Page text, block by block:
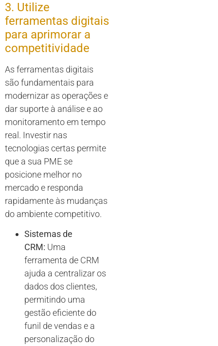
3. Utilize
ferramentas digitais
para aprimorar a
competitividade
As ferramentas digitais
são fundamentais para
modernizar as operações e
dar suporte à análise e ao
monitoramento em tempo
real. Investir nas
tecnologias certas permite
que a sua PME se
posicione melhor no
mercado e responda
rapidamente às mudanças
do ambiente competitivo.
Sistemas de
CRM: Uma
ferramenta de CRM
ajuda a centralizar os
dados dos clientes,
permitindo uma
gestão eficiente do
funil de vendas e a
personalização do